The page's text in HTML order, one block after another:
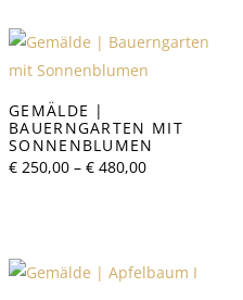
GEMÄLDE |
BAUERNGARTEN MIT
SONNENBLUMEN
€ 250,00 –€ 480,00Preisspanne: